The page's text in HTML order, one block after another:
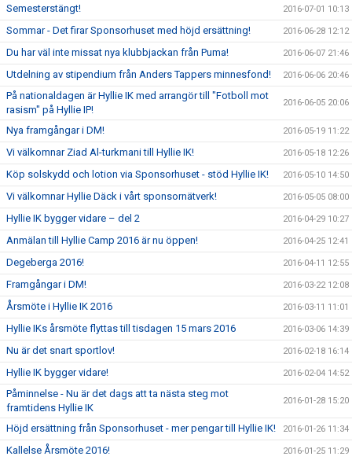
Semesterstängt! 2016-07-01 10:13
Sommar - Det firar Sponsorhuset med höjd ersättning! 2016-06-28 12:12
Du har väl inte missat nya klubbjackan från Puma! 2016-06-07 21:46
Utdelning av stipendium från Anders Tappers minnesfond! 2016-06-06 20:46
På nationaldagen är Hyllie IK med arrangör till "Fotboll mot
rasism" på Hyllie IP!
2016-06-05 20:06
Nya framgångar i DM! 2016-05-19 11:22
Vi välkomnar Ziad Al-turkmani till Hyllie IK! 2016-05-18 12:26
Köp solskydd och lotion via Sponsorhuset - stöd Hyllie IK! 2016-05-10 14:50
Vi välkomnar Hyllie Däck i vårt sponsornätverk! 2016-05-05 08:00
Hyllie IK bygger vidare – del 2 2016-04-29 10:27
Anmälan till Hyllie Camp 2016 är nu öppen! 2016-04-25 12:41
Degeberga 2016! 2016-04-11 12:55
Framgångar i DM! 2016-03-22 12:08
Årsmöte i Hyllie IK 2016 2016-03-11 11:01
Hyllie IKs årsmöte flyttas till tisdagen 15 mars 2016 2016-03-06 14:39
Nu är det snart sportlov! 2016-02-18 16:14
Hyllie IK bygger vidare! 2016-02-04 14:52
Påminnelse - Nu är det dags att ta nästa steg mot
framtidens Hyllie IK
2016-01-28 15:20
Höjd ersättning från Sponsorhuset - mer pengar till Hyllie IK! 2016-01-26 11:34
Kallelse Årsmöte 2016! 2016-01-25 11:29